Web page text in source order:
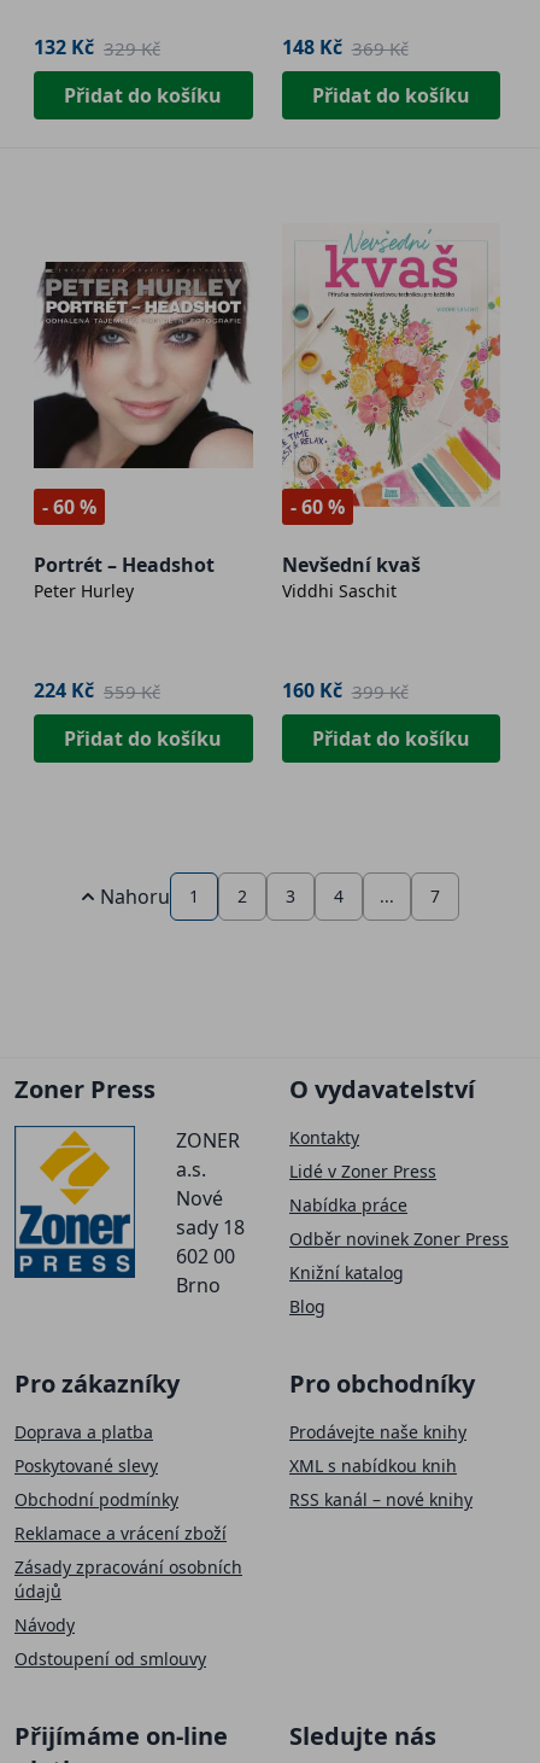
132 Kč 329 Kč
Přidat do košíku
148 Kč 369 Kč
Přidat do košíku
- 60 %
Portrét – Headshot
Peter Hurley
224 Kč 559 Kč
Přidat do košíku
- 60 %
Nevšední kvaš
Viddhi Saschit
160 Kč 399 Kč
Přidat do košíku
Nahoru 1 2 3 4 ... 7
Zoner Press
ZONER
a.s.
Nové
sady 18
602 00
Brno
O vydavatelství
Kontakty
Lidé v Zoner Press
Nabídka práce
Odběr novinek Zoner Press
Knižní katalog
Blog
Pro zákazníky
Doprava a platba
Poskytované slevy
Obchodní podmínky
Reklamace a vrácení zboží
Zásady zpracování osobních
údajů
Návody
Odstoupení od smlouvy
Pro obchodníky
Prodávejte naše knihy
XML s nabídkou knih
RSS kanál – nové knihy
Přijímáme on-line
Sledujte nás
Přihlaste se k našemu newsletteru a sleva na první